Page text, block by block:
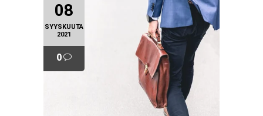
08
SYYSKUUTA
2021
0